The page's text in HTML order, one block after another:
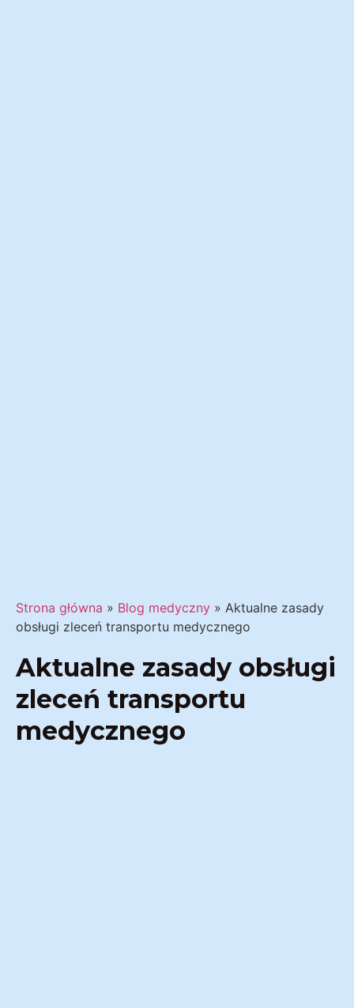
Strona główna » Blog medyczny » Aktualne zasady
obsługi zleceń transportu medycznego
Aktualne zasady obsługi
zleceń transportu
medycznego